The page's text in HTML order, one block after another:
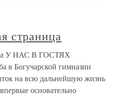
страница
У НАС В ГОСТЯХ
Богучарской гимназии
на всю дальнейшую жизнь
основательно